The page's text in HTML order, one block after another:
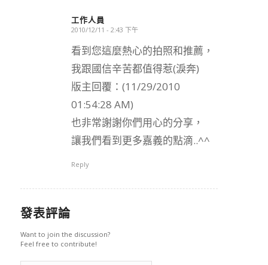
工作人員
says:
2010/12/11 - 2:43 下午
看到您這麼熱心的拍照和推薦，
我跟國信辛苦都值得惹(淚奔)
版主回覆：(11/29/2010
01:54:28 AM)
也非常謝謝你們用心的分享，
讓我們看到更多嘉義的點滴..^^
Reply
發表評論
Want to join the discussion?
Feel free to contribute!